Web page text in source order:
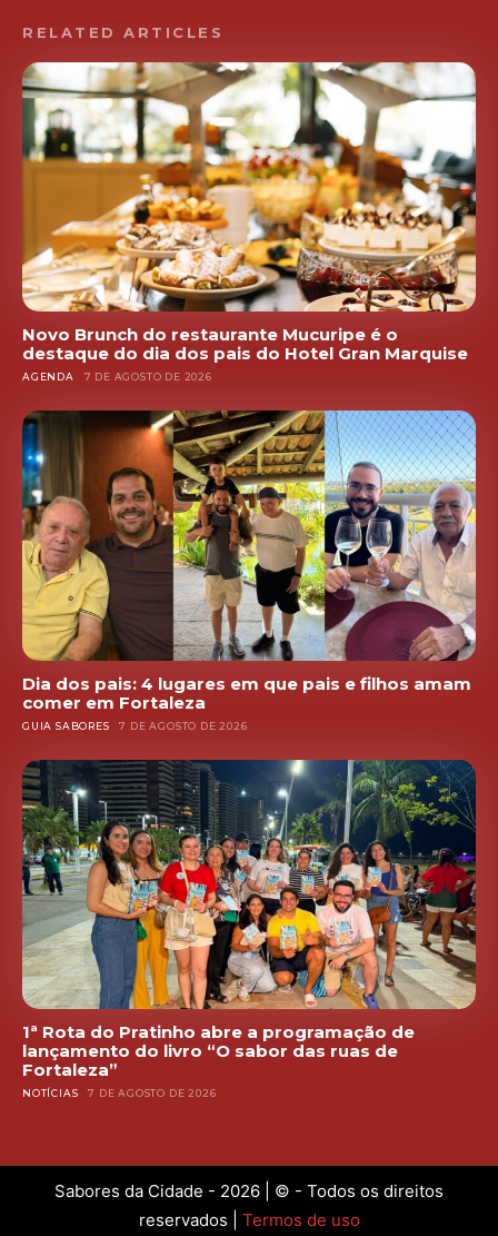
RELATED ARTICLES
Novo Brunch do restaurante Mucuripe é o
destaque do dia dos pais do Hotel Gran Marquise
AGENDA 7 DE AGOSTO DE 2026
Dia dos pais: 4 lugares em que pais e filhos amam
comer em Fortaleza
GUIA SABORES 7 DE AGOSTO DE 2026
1ª Rota do Pratinho abre a programação de
lançamento do livro “O sabor das ruas de
Fortaleza”
NOTÍCIAS 7 DE AGOSTO DE 2026
Sabores da Cidade - 2026 | © - Todos os direitos
reservados | Termos de uso